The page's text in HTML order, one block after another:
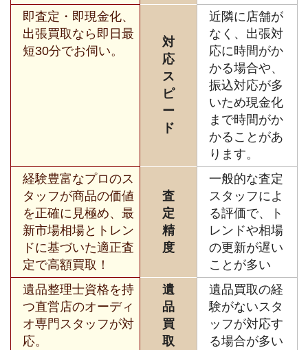
即査定・即現金化、
出張買取なら即日最
短30分でお伺い。
対
応
ス
ピ
ー
ド
近隣に店舗が
なく、出張対
応に時間がか
かる場合や、
振込対応が多
いため現金化
まで時間がか
かることがあ
ります。
経験豊富なプロのス
タッフが商品の価値
を正確に見極め、最
新市場相場とトレン
ドに基づいた適正査
定で高額買取！
査
定
精
度
一般的な査定
スタッフによ
る評価で、ト
レンドや相場
の更新が遅い
ことが多い
遺品整理士資格を持
つ直営店のオーディ
オ専門スタッフが対
応。
遺
品
買
取
遺品買取の経
験がないスタ
ッフが対応す
る場合が多い